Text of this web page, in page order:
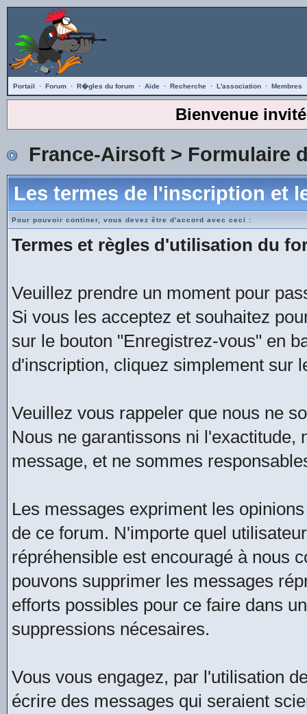
Portail · Forum · R�gles du forum · Aide · Recherche · L'association · Membres
Bienvenue invité
France-Airsoft> Formulaire
Les termes de l'inscription et
Pour pouvoir continer, vous devez être d'accord avec ceci :
Termes et règles d'utilisation du
Veuillez prendre un moment pour
Si vous les acceptez et souhaitez
sur le bouton "Enregistrez-vous" en
d'inscription, cliquez simplement sur
Veuillez vous rappeler que nous ne
Nous ne garantissons ni l'exactitude,
message, et ne sommes
Les messages expriment les
de ce forum. N'importe quel
répréhensible est encouragé à nous
pouvons supprimer les messages
efforts possibles pour ce faire dans
suppressions nécesaires.
Vous vous engagez, par l'utilisation
écrire des messages qui seraient